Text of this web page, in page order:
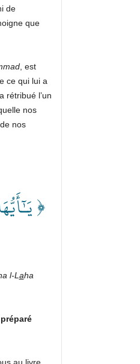
de
que
, est
ce qui lui a
rétribué l’un
nos
nos
﴿
l-L aha
au livre